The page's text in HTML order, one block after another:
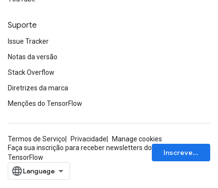
Suporte
Issue Tracker
Notas da versão
Stack Overflow
Diretrizes da marca
Menções do TensorFlow
Termos de Serviço Privacidade
Manage cookies
Faça sua inscrição para receber newsletters do
TensorFlow
Inscrever-se